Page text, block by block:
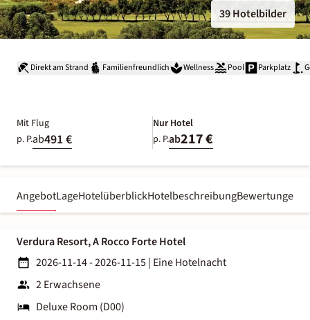
39 Hotelbilder
Direkt am Strand Familienfreundlich Wellness Pool Parkplatz
Mit Flug
p. P.ab491 €
Nur Hotel
p. P.ab217 €
AngebotLageHotelüberblickHotelbeschreibungBewertungen
Verdura Resort, A Rocco Forte Hotel
2026-11-14 - 2026-11-15| Eine Hotelnacht
2 Erwachsene
Deluxe Room (D00)